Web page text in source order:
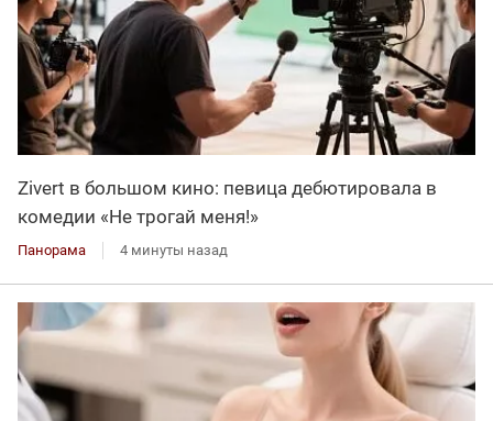
Zivert в большом кино: певица дебютировала в
комедии «Не трогай меня!»
Панорама 4 минуты назад